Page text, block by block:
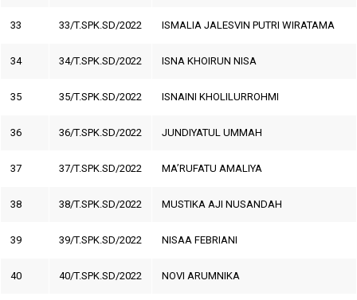
33 33/T.SPK.SD/2022 ISMALIA JALESVIN PUTRI WIRATAMA
34 34/T.SPK.SD/2022 ISNA KHOIRUN NISA
35 35/T.SPK.SD/2022 ISNAINI KHOLILURROHMI
36 36/T.SPK.SD/2022 JUNDIYATUL UMMAH
37 37/T.SPK.SD/2022 MA’RUFATU AMALIYA
38 38/T.SPK.SD/2022 MUSTIKA AJI NUSANDAH
39 39/T.SPK.SD/2022 NISAA FEBRIANI
40 40/T.SPK.SD/2022 NOVI ARUMNIKA